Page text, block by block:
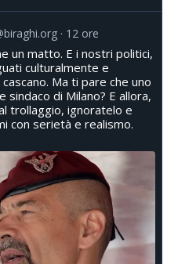
12 ore
un matto. E i nostri politici,
culturalmente e
Ma ti pare che uno
sindaco di Milano? E allora,
trollaggio, ignoratelo e
con serietà e realismo.